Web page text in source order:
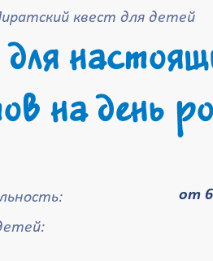
квест для детей
на день
от